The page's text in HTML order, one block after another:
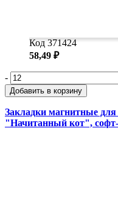
Код 371424
58,49 ₽
-
Добавить в корзину
Закладки магнитные
"Начитанный кот",